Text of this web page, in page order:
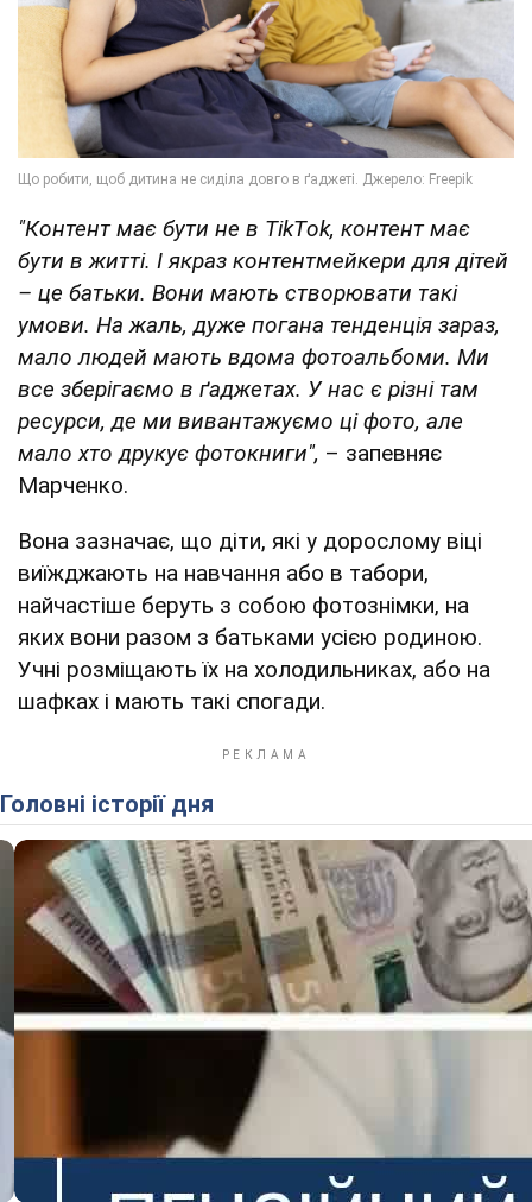
"Контент має бути не в ТikТok, контент має
бути в житті. І якраз контентмейкери для дітей
– це батьки. Вони мають створювати такі
умови. На жаль, дуже погана тенденція зараз,
мало людей мають вдома фотоальбоми. Ми
все зберігаємо в ґаджетах. У нас є різні там
ресурси, де ми вивантажуємо ці фото, але
мало хто друкує фотокниги", – запевняє
Марченко.
Вона зазначає, що діти, які у дорослому віці
виїжджають на навчання або в табори,
найчастіше беруть з собою фотознімки, на
яких вони разом з батьками усією родиною.
Учні розміщають їх на холодильниках, або на
шафках і мають такі спогади.
Головні історії дня